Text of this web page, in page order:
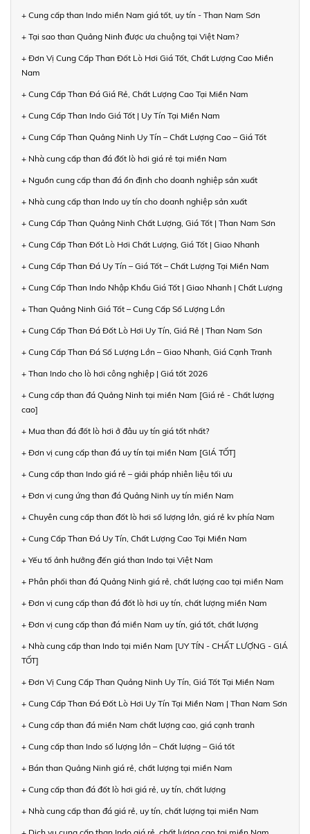
+ Cung cấp than Indo miền Nam giá tốt, uy tín - Than Nam Sơn
+ Tại sao than Quảng Ninh được ưa chuộng tại Việt Nam?
+ Đơn Vị Cung Cấp Than Đốt Lò Hơi Giá Tốt, Chất Lượng Cao Miền
Nam
+ Cung Cấp Than Đá Giá Rẻ, Chất Lượng Cao Tại Miền Nam
+ Cung Cấp Than Indo Giá Tốt | Uy Tín Tại Miền Nam
+ Cung Cấp Than Quảng Ninh Uy Tín – Chất Lượng Cao – Giá Tốt
+ Nhà cung cấp than đá đốt lò hơi giá rẻ tại miền Nam
+ Nguồn cung cấp than đá ổn định cho doanh nghiệp sản xuất
+ Nhà cung cấp than Indo uy tín cho doanh nghiệp sản xuất
+ Cung Cấp Than Quảng Ninh Chất Lượng, Giá Tốt | Than Nam Sơn
+ Cung Cấp Than Đốt Lò Hơi Chất Lượng, Giá Tốt | Giao Nhanh
+ Cung Cấp Than Đá Uy Tín – Giá Tốt – Chất Lượng Tại Miền Nam
+ Cung Cấp Than Indo Nhập Khẩu Giá Tốt | Giao Nhanh | Chất Lượng
+ Than Quảng Ninh Giá Tốt – Cung Cấp Số Lượng Lớn
+ Cung Cấp Than Đá Đốt Lò Hơi Uy Tín, Giá Rẻ | Than Nam Sơn
+ Cung Cấp Than Đá Số Lượng Lớn – Giao Nhanh, Giá Cạnh Tranh
+ Than Indo cho lò hơi công nghiệp | Giá tốt 2026
+ Cung cấp than đá Quảng Ninh tại miền Nam [Giá rẻ - Chất lượng
cao]
+ Mua than đá đốt lò hơi ở đâu uy tín giá tốt nhất?
+ Đơn vị cung cấp than đá uy tín tại miền Nam [GIÁ TỐT]
+ Cung cấp than Indo giá rẻ – giải pháp nhiên liệu tối ưu
+ Đơn vị cung ứng than đá Quảng Ninh uy tín miền Nam
+ Chuyên cung cấp than đốt lò hơi số lượng lớn, giá rẻ kv phía Nam
+ Cung Cấp Than Đá Uy Tín, Chất Lượng Cao Tại Miền Nam
+ Yếu tố ảnh hưởng đến giá than Indo tại Việt Nam
+ Phân phối than đá Quảng Ninh giá rẻ, chất lượng cao tại miền Nam
+ Đơn vị cung cấp than đá đốt lò hơi uy tín, chất lượng miền Nam
+ Đơn vị cung cấp than đá miền Nam uy tín, giá tốt, chất lượng
+ Nhà cung cấp than Indo tại miền Nam [UY TÍN - CHẤT LƯỢNG - GIÁ
TỐT]
+ Đơn Vị Cung Cấp Than Quảng Ninh Uy Tín, Giá Tốt Tại Miền Nam
+ Cung Cấp Than Đá Đốt Lò Hơi Uy Tín Tại Miền Nam | Than Nam Sơn
+ Cung cấp than đá miền Nam chất lượng cao, giá cạnh tranh
+ Cung cấp than Indo số lượng lớn – Chất lượng – Giá tốt
+ Bán than Quảng Ninh giá rẻ, chất lượng tại miền Nam
+ Cung cấp than đá đốt lò hơi giá rẻ, uy tín, chất lượng
+ Nhà cung cấp than đá giá rẻ, uy tín, chất lượng tại miền Nam